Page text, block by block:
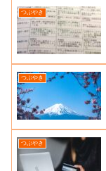
つぶやき
つぶやき
つぶやき